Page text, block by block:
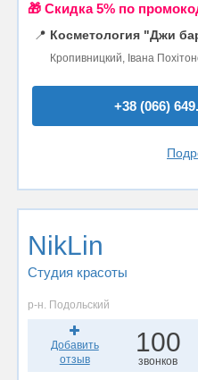
🎁 Cкидка 5% по
📍 Косметология "Джи
Кропивницкий, Івана
+38 (066)
NikLin
Студия красоты
р-н. Подольский
Добавить
отзыв
100
звонков